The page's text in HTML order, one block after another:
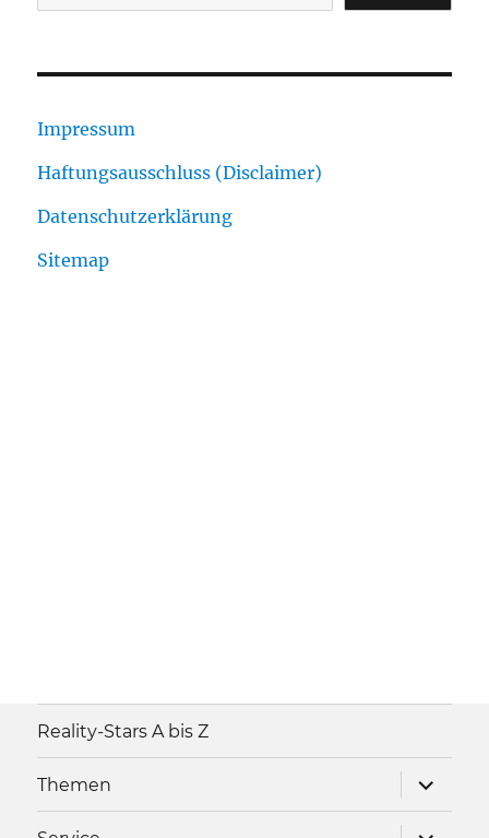
Impressum
Haftungsausschluss (Disclaimer)
Datenschutzerklärung
Sitemap
Reality-Stars A bis Z
Themen
anzeigen